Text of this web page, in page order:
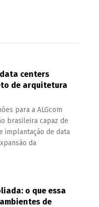
centers
de arquitetura
para a ALGcom
brasileira capaz de
implantação de data
da
o que essa
de